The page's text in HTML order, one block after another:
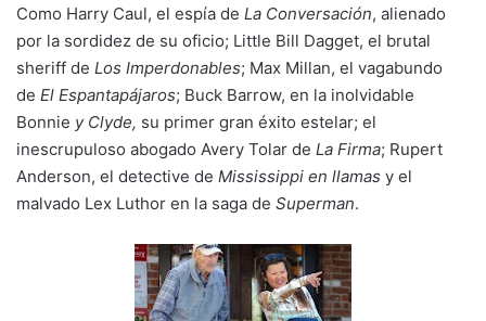
Como Harry Caul, el espía de La Conversación, alienado
por la sordidez de su oficio; Little Bill Dagget, el brutal
sheriff de Los Imperdonables; Max Millan, el vagabundo
de El Espantapájaros; Buck Barrow, en la inolvidable
Bonnie y Clyde, su primer gran éxito estelar; el
inescrupuloso abogado Avery Tolar de La Firma; Rupert
Anderson, el detective de Mississippi en llamas y el
malvado Lex Luthor en la saga de Superman.